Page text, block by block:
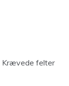
Krævede felter